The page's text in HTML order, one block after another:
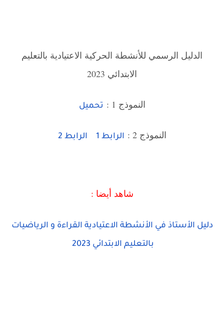
الدليل الرسمي للأنشطة الحركية الاعتيادية بالتعليم
الابتدائي 2023
النموذج 1 : تحميل
النموذج 2 : الرابط 1 الرابط 2
شاهد أيضا :
دليل الأستاذ في الأنشطة الاعتيادية القراءة و الرياضيات
بالتعليم الابتدائي 2023